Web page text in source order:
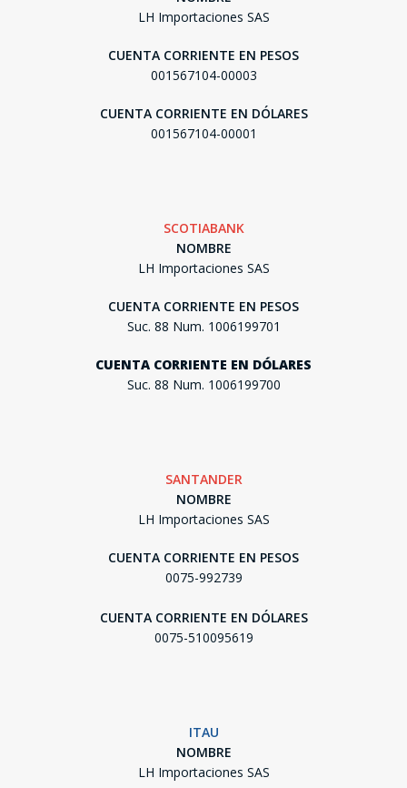
LH Importaciones SAS
CUENTA CORRIENTE EN PESOS
001567104-00003
CUENTA CORRIENTE EN DÓLARES
001567104-00001
SCOTIABANK
NOMBRE
LH Importaciones SAS
CUENTA CORRIENTE EN PESOS
Suc. 88 Num. 1006199701
CUENTA CORRIENTE EN DÓLARES
Suc. 88 Num. 1006199700
SANTANDER
NOMBRE
LH Importaciones SAS
CUENTA CORRIENTE EN PESOS
0075-992739
CUENTA CORRIENTE EN DÓLARES
0075-510095619
ITAU
NOMBRE
LH Importaciones SAS